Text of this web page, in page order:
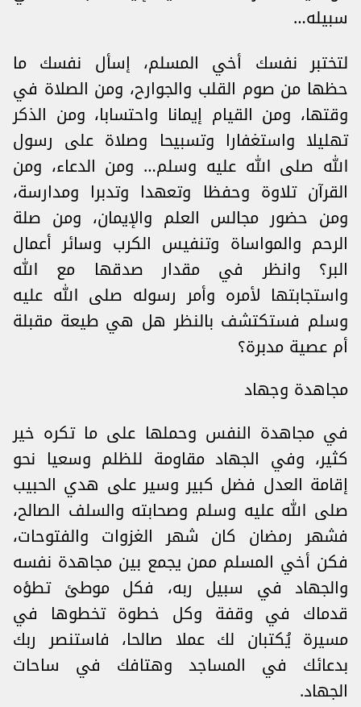
سبيله…
لتختبر نفسك أخي المسلم، إسأل نفسك ما
حظها من صوم القلب والجوارح، ومن الصلاة في
وقتها، ومن القيام إيمانا واحتسابا، ومن الذكر
تهليلا واستغفارا وتسبيحا وصلاة على رسول
الله صلى الله عليه وسلم… ومن الدعاء، ومن
القرآن تلاوة وحفظا وتعهدا وتدبرا ومدارسة،
ومن حضور مجالس العلم والإيمان، ومن صلة
الرحم والمواساة وتنفيس الكرب وسائر أعمال
البر؟ وانظر في مقدار صدقها مع الله
واستجابتها لأمره وأمر رسوله صلى الله عليه
وسلم فستكتشف بالنظر هل هي طيعة مقبلة
أم عصية مدبرة؟
مجاهدة وجهاد
في مجاهدة النفس وحملها على ما تكره خير
كثير، وفي الجهاد مقاومة للظلم وسعيا نحو
إقامة العدل فضل كبير وسير على هدي الحبيب
صلى الله عليه وسلم وصحابته والسلف الصالح،
فشهر رمضان كان شهر الغزوات والفتوحات،
فكن أخي المسلم ممن يجمع بين مجاهدة نفسه
والجهاد في سبيل ربه، فكل موطئ تطؤه
قدماك في وقفة وكل خطوة تخطوها في
مسيرة يُكتبان لك عملا صالحا، فاستنصر ربك
بدعائك في المساجد وهتافك في ساحات
الجهاد.